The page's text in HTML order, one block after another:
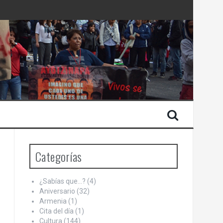
de Israel
Categorías
¿Sabías que…? (4)
Aniversario (32)
Armenia (1)
Cita del día (1)
Cultura (144)